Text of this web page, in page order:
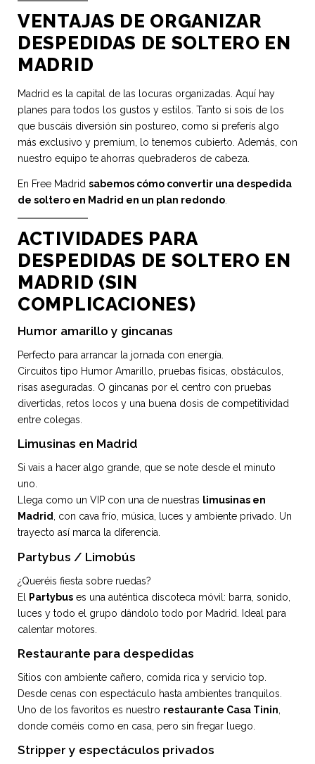
VENTAJAS DE ORGANIZAR
DESPEDIDAS DE SOLTERO EN
MADRID
Madrid es la capital de las locuras organizadas. Aquí hay
planes para todos los gustos y estilos. Tanto si sois de los
que buscáis diversión sin postureo, como si preferís algo
más exclusivo y premium, lo tenemos cubierto. Además, con
nuestro equipo te ahorras quebraderos de cabeza.
En Free Madrid sabemos cómo convertir una despedida
de soltero en Madrid en un plan redondo
ACTIVIDADES PARA
DESPEDIDAS DE SOLTERO EN
MADRID (SIN
COMPLICACIONES)
Humor amarillo y gincanas
Perfecto para arrancar la jornada con energía.
Circuitos tipo Humor Amarillo, pruebas físicas, obstáculos,
risas aseguradas. O gincanas por el centro con pruebas
divertidas, retos locos y una buena dosis de competitividad
entre colegas.
Limusinas en Madrid
Si vais a hacer algo grande, que se note desde el minuto
uno.
Llega como un VIP con una de nuestras limusinas en
Madrid, con cava frío, música, luces y ambiente privado. Un
trayecto así marca la diferencia.
Partybus / Limobús
¿Queréis fiesta sobre ruedas?
El
Partybus es una auténtica discoteca móvil: barra, sonido,
luces y todo el grupo dándolo todo por Madrid. Ideal para
calentar motores.
Restaurante para despedidas
Sitios con ambiente cañero, comida rica y servicio top.
Desde cenas con espectáculo hasta ambientes tranquilos.
Uno de los favoritos es nuestro restaurante Casa Tinin
donde coméis como en casa, pero sin fregar luego.
Stripper y espectáculos privados